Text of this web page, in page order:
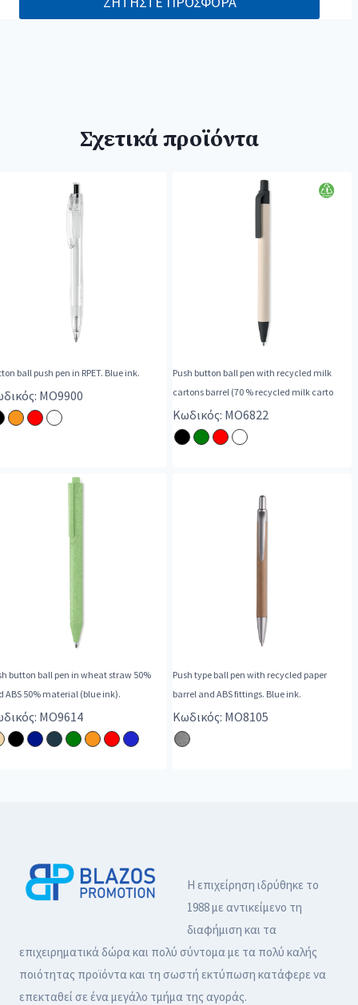
Σχετικά προϊόντα
ball push pen in RPET. Blue ink.
MO9900
Push button ball pen with recycled milk
cartons barrel (70 % recycled milk carto
Κωδικός: MO6822
button ball pen in wheat straw 50%
ABS 50% material (blue ink).
MO9614
Push type ball pen with recycled paper
barrel and ABS fittings. Blue ink.
Κωδικός: MO8105
Η επιχείρηση ιδρύθηκε το
1988 με αντικείμενο τη
διαφήμιση και τα
επιχειρηματικά δώρα και πολύ σύντομα με τα πολύ καλής
ποιότητας προϊόντα και τη σωστή εκτύπωση κατάφερε να
επεκταθεί σε ένα μεγάλο τμήμα της αγοράς.